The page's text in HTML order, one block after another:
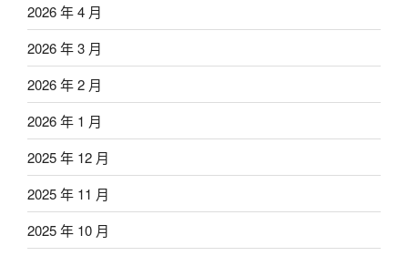
2026 年 4 月
2026 年 3 月
2026 年 2 月
2026 年 1 月
2025 年 12 月
2025 年 11 月
2025 年 10 月